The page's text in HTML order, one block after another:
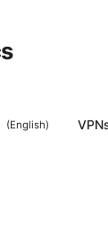
(English)